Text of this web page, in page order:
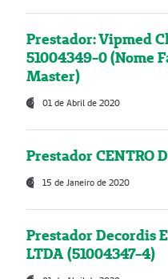
Prestador: Vipmed
51004349-0 (Nome
Master)
01 de Abril de 2020
Prestador CENTRO
15 de Janeiro de 2020
Prestador Decordis
LTDA (51004347-4)